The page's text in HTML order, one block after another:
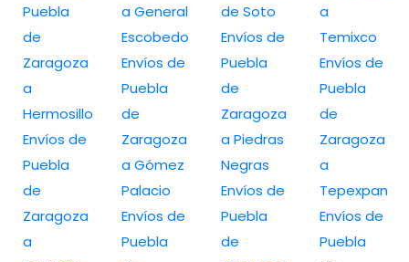
Puebla
de
Zaragoza
a
Hermosillo
Envíos de
Puebla
de
Zaragoza
a
a General
Escobedo
Envíos de
Puebla
de
Zaragoza
a Gómez
Palacio
Envíos de
Puebla
de Soto
Envíos de
Puebla
de
Zaragoza
a Piedras
Negras
Envíos de
Puebla
de
a
Temixco
Envíos de
Puebla
de
Zaragoza
a
Tepexpan
Envíos de
Puebla